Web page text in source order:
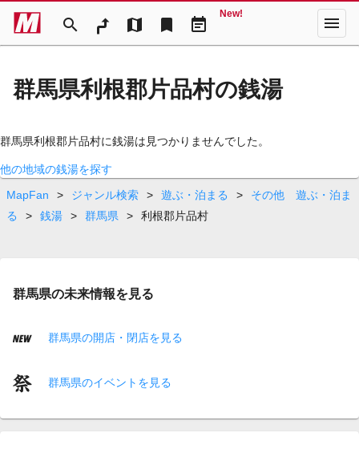
search map bookmark event_note
New! menu
群馬県利根郡片品村の銭湯
群馬県利根郡片品村に銭湯は見つかりませんでした。
他の地域の銭湯を探す
MapFan
> ジャンル検索 > 遊ぶ・泊まる >
その他 遊ぶ・泊ま
る
> 銭湯 > 群馬県 > 利根郡片品村
群馬県の未来情報を見る
群馬県の開店・閉店を見る
群馬県のイベントを見る